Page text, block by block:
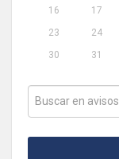
16
17
23
24
30
31